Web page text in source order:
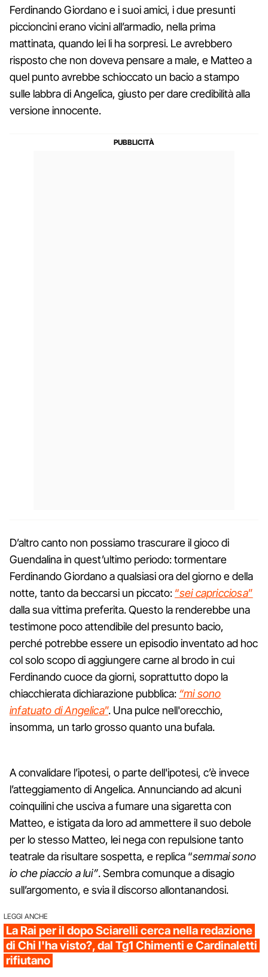
Ferdinando Giordano e i suoi amici, i due presunti
piccioncini erano vicini all’armadio, nella prima
mattinata, quando lei li ha sorpresi. Le avrebbero
risposto che non doveva pensare a male, e Matteo a
quel punto avrebbe schioccato un bacio a stampo
sulle labbra di Angelica, giusto per dare credibilità alla
versione innocente.
D’altro canto non possiamo trascurare il gioco di
Guendalina in quest’ultimo periodo: tormentare
Ferdinando Giordano a qualsiasi ora del giorno e della
notte, tanto da beccarsi un piccato: “sei capricciosa”
dalla sua vittima preferita. Questo la renderebbe una
testimone poco attendibile del presunto bacio,
perché potrebbe essere un episodio inventato ad hoc
col solo scopo di aggiungere carne al brodo in cui
Ferdinando cuoce da giorni, soprattutto dopo la
chiacchierata dichiarazione pubblica: “mi sono
infatuato di Angelica”. Una pulce nell'orecchio,
insomma, un tarlo grosso quanto una bufala.
A convalidare l’ipotesi, o parte dell'ipotesi, c’è invece
l’atteggiamento di Angelica. Annunciando ad alcuni
coinquilini che usciva a fumare una sigaretta con
Matteo, e istigata da loro ad ammettere il suo debole
per lo stesso Matteo, lei nega con repulsione tanto
teatrale da risultare sospetta, e replica “semmai sono
io che piaccio a lui”. Sembra comunque a disagio
sull’argomento, e svia il discorso allontanandosi.
LEGGI ANCHE
La Rai per il dopo Sciarelli cerca nella redazione
di Chi l'ha visto?, dal Tg1 Chimenti e Cardinaletti
rifiutano